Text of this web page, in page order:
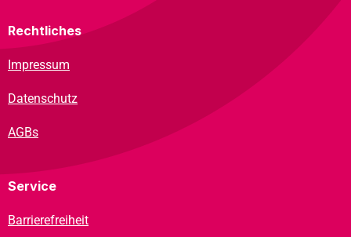
Rechtliches
Impressum
Datenschutz
AGBs
Service
Barrierefreiheit